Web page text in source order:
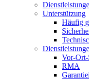
Unterstützung
Häufig
Vor-
RMA